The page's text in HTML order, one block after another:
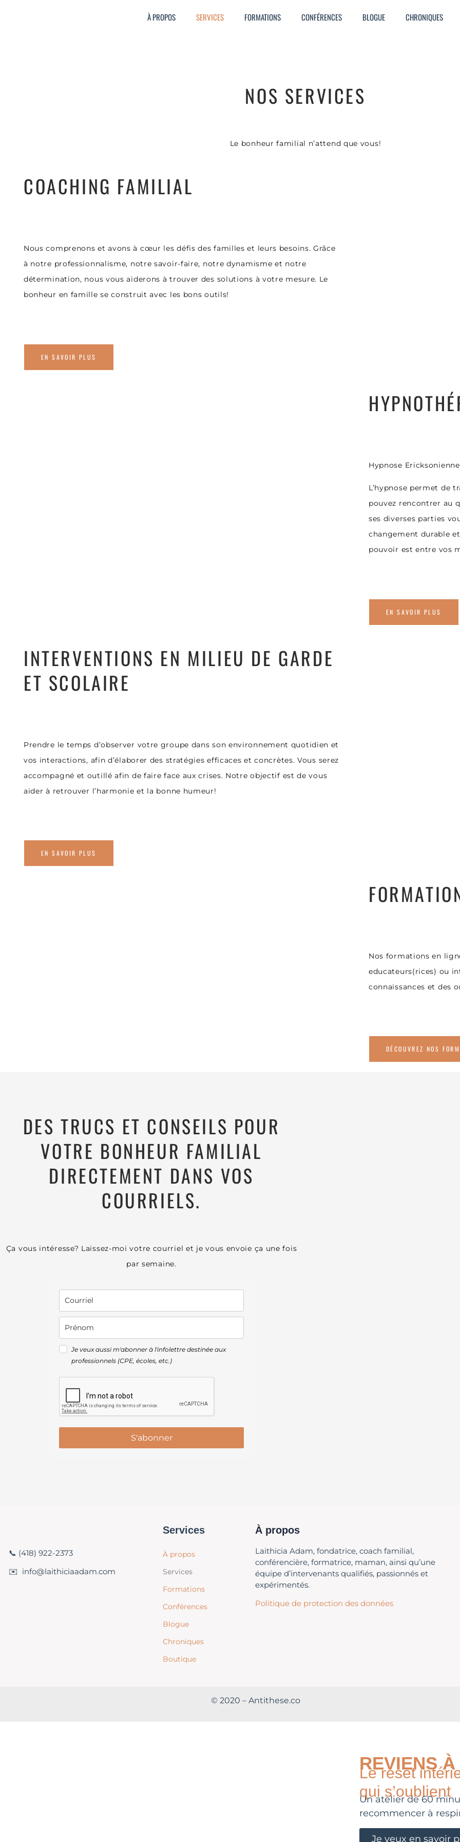
À PROPOS SERVICES FORMATIONS CONFÉRENCES BLOGUE CHRONIQUES
NOS SERVICES
Le bonheur familial n’attend que vous!
COACHING FAMILIAL
Nous comprenons et avons à cœur les défis des familles et leurs besoins. Grâce
à notre professionnalisme, notre savoir-faire, notre dynamisme et notre
détermination, nous vous aiderons à trouver des solutions à votre mesure. Le
bonheur en famille se construit avec les bons outils!
EN SAVOIR PLUS
Hypnose
L’hypnose permet de
pouvez rencontrer au
ses diverses parties
changement durable
pouvoir est entre vos
EN SAVOIR PLUS
INTERVENTIONS EN MILIEU DE GARDE
ET SCOLAIRE
Prendre le temps d’observer votre groupe dans son environnement quotidien et
vos interactions, afin d’élaborer des stratégies efficaces et concrètes. Vous serez
accompagné et outillé afin de faire face aux crises. Notre objectif est de vous
aider à retrouver l’harmonie et la bonne humeur!
EN SAVOIR PLUS
Nos formations en
educateurs(rices) ou
connaissances et des
DÉCOUVREZ NOS
DES TRUCS ET CONSEILS POUR
VOTRE BONHEUR FAMILIAL
DIRECTEMENT DANS VOS
COURRIELS.
Ça vous intéresse? Laissez-moi votre courriel et je vous envoie ça une fois
par semaine.
Je veux aussi m'abonner à l'infolettre destinée aux
professionnels (CPE, écoles, etc.)
S'abonner
📞 (418) 922-2373
✉️ info@laithiciaadam.com
Services
À propos
Services
Formations
Conférences
Blogue
Chroniques
Boutique
À propos
Laithicia Adam, fondatrice, coach familial,
conférencière, formatrice, maman, ainsi qu’une
équipe d’intervenants qualifiés, passionnés et
expérimentés.
Politique de protection des données
© 2020 – Antithese.co
REVIENS À
Le reset
qui s’oublient
Un atelier de 60
recommencer à
Je veux en savoir